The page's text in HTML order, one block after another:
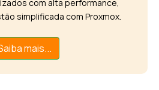
com alta performance,
simplificada com Proxmox.
mais...